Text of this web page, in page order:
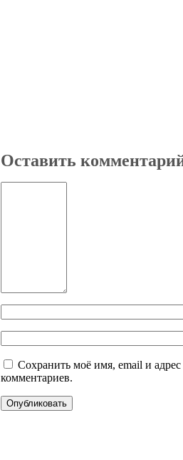
Оставить
Сохранить моё имя, email и
комментариев.